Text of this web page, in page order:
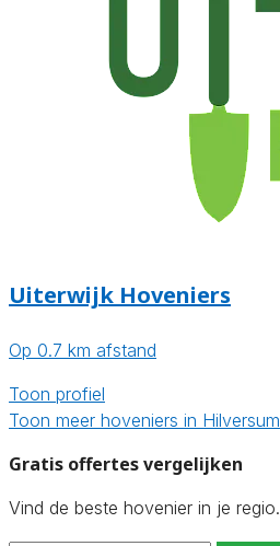
Uiterwijk Hoveniers
Op 0.7 km afstand
Toon profiel
Toon meer hoveniers in Hilversum
Gratis offertes vergelijken
Vind de beste hovenier in je regio.